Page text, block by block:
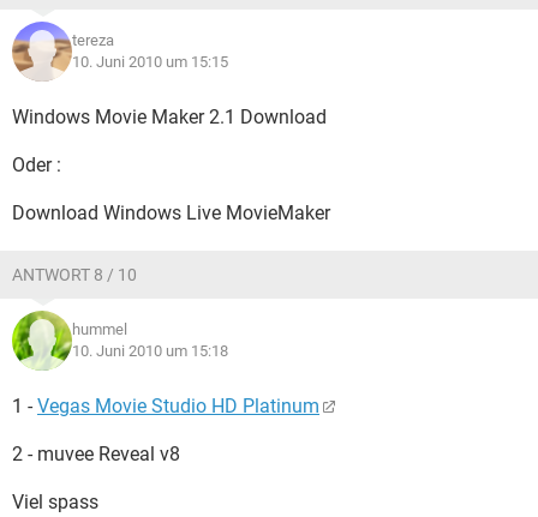
tereza
10. Juni 2010 um 15:15
Windows Movie Maker 2.1 Download
Oder :
Download Windows Live MovieMaker
ANTWORT 8 / 10
hummel
10. Juni 2010 um 15:18
1 - Vegas Movie Studio HD Platinum
2 - muvee Reveal v8
Viel spass